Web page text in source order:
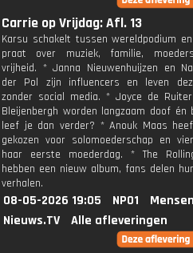
Carrie op Vrijdag: Afl. 13
Karsu schakelt tussen wereldpodium
praat over muziek, familie,
vrijheid. * Janna Nieuwenhuijzen en
der Pol zijn influencers en leven
zonder social media. * Joyce de
Bleijenbergh worden langzaam doof én
leef je dan verder? * Anouk Maas
gekozen voor solomoederschap en
haar eerste moederdag. * The
hebben een nieuw album, fans delen
verhalen.
08-05-2026 19:05 NPO1
Nieuws.TV
Alle afleveringen